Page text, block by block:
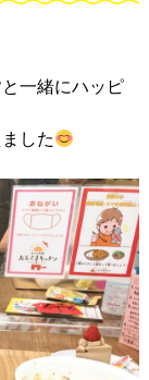
一緒にハッピ
した